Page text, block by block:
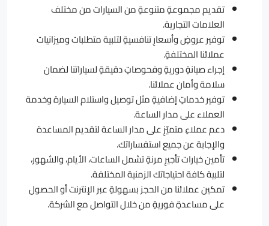
تقديم مجموعةٍ متنوعةٍ من السيارات من مختلف
العلامات التجارية.
توفير عروضٍ وأسعارٍ تنافسيةٍ لتلبية متطلبات وميزانيات
عملائنا المختلفةٍ.
إجراء صيانةٍ دوريةٍ وفحوصاتٍ دقيقةٍ لسياراتنا لضمان
سلامة وأمان عملائنا.
توفير خدماتٍ إضافيةٍ مثل توصيل واستلام السيارة وخدمة
العملاء على مدار الساعة.
دعم عملاءٍ متميّزٍ على مدار الساعة لتقديم المساعدة
والإجابة عن جميع استفساراتك.
تأمين خيارات تأجيرٍ مرنةٍ تشمل الساعات، الأيام، والشهور،
لتلبية كافة احتياجاتك الزمنية المختلفة.
تمكين عملائنا من الحجز بسهولةٍ عبر الإنترنت أو الحصول
على مساعدةٍ فوريةٍ من خلال التواصل مع الشركة.